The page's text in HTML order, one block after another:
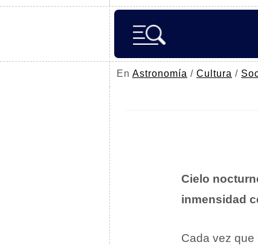
En Astronomía / Cultura /
Cielo
inmensidad
Cada vez que